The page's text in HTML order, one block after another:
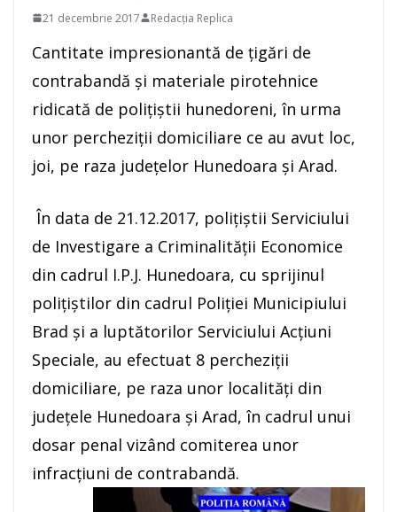
21 decembrie 2017 Redacția Replica
Cantitate impresionantă de ţigări de
contrabandă şi materiale pirotehnice
ridicată de poliţiştii hunedoreni, în urma
unor percheziţii domiciliare ce au avut loc,
joi, pe raza judeţelor Hunedoara şi Arad.
În data de 21.12.2017, poliţiştii Serviciului
de Investigare a Criminalităţii Economice
din cadrul I.P.J. Hunedoara, cu sprijinul
poliţiştilor din cadrul Poliţiei Municipiului
Brad şi a luptătorilor Serviciului Acţiuni
Speciale, au efectuat 8 percheziţii
domiciliare, pe raza unor localități din
judeţele Hunedoara şi Arad, în cadrul unui
dosar penal vizând comiterea unor
infracţiuni de contrabandă.